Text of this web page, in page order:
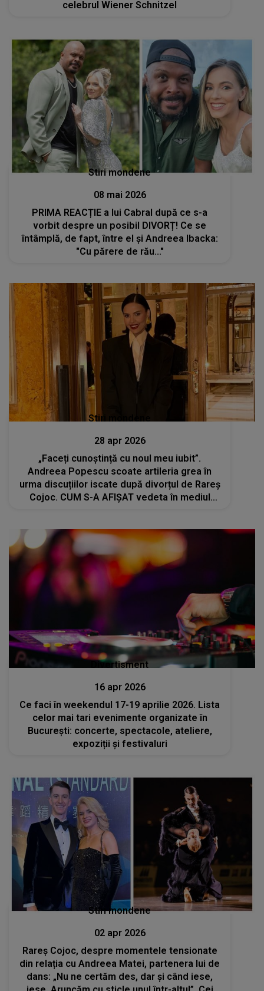
celebrul Wiener Schnitzel
Stiri mondene
08 mai 2026
PRIMA REACȚIE a lui Cabral după ce s-a
vorbit despre un posibil DIVORȚ! Ce se
întâmplă, de fapt, între el și Andreea Ibacka:
"Cu părere de rău..."
Stiri mondene
28 apr 2026
„Faceți cunoștință cu noul meu iubit”.
Andreea Popescu scoate artileria grea în
urma discuțiilor iscate după divorțul de Rareș
Cojoc. CUM S-A AFIȘAT vedeta în mediul
Divertisment
16 apr 2026
Ce faci în weekendul 17-19 aprilie 2026. Lista
celor mai tari evenimente organizate în
București: concerte, spectacole, ateliere,
expoziții și festivaluri
Stiri mondene
02 apr 2026
Rareș Cojoc, despre momentele tensionate
din relația cu Andreea Matei, partenera lui de
dans: „Nu ne certăm des, dar și când iese,